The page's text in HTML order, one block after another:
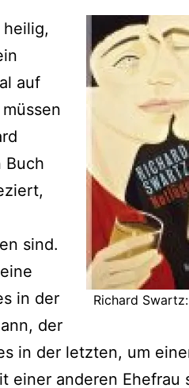
Richard
heilig,
auf
Buch
sind.
in der
der
in der letzten, um
einer anderen Ehefrau